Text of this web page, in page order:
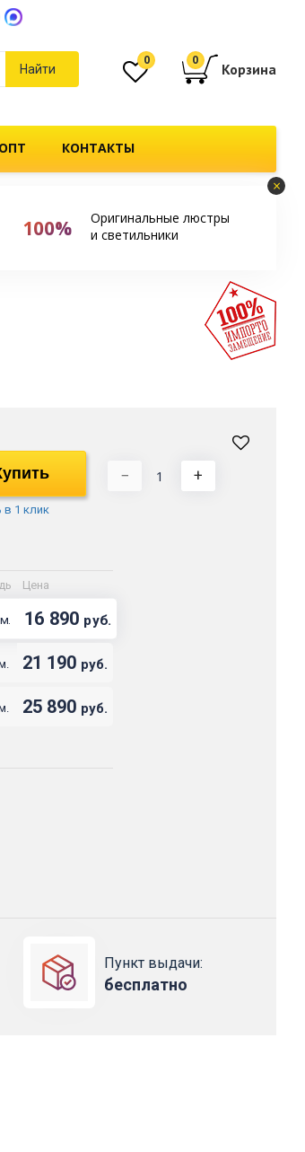
Найти
0 0
Корзина
ОПТ КОНТАКТЫ
×
100%
Оригинальные люстры
и светильники
в 1 клик
− +
Цена
16 890 руб.
21 190 руб.
25 890 руб.
Пункт выдачи:
бесплатно